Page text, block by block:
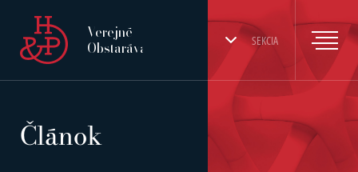
SEKCIA
Verejné
Obstarávanie
Článok